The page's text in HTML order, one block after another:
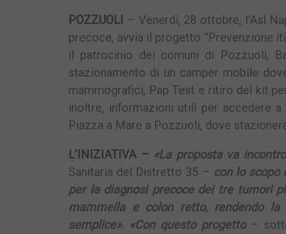
POZZUOLI – Venerdì, 28 ottobre, l’Asl
precoce, avvia il progetto “Prevenzione
il patrocinio dei comuni di Pozzuoli,
stazionamento di un camper mobile
mammografici, Pap Test e ritiro del kit
inoltre, informazioni utili per accedere
Piazza a Mare a Pozzuoli, dove
L’INIZIATIVA – «La proposta va
Sanitaria del Distretto 35 – con lo scopo
per la diagnosi precoce dei tre tumori
mammella e colon retto, rendendo
semplice». «Con questo progetto–